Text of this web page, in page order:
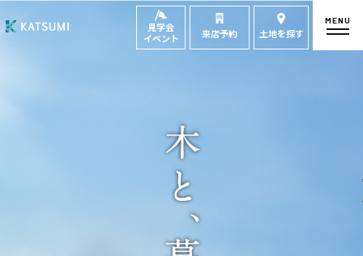
見学会・
イベント来場予約
見学会
イベント
来店予約 土地を探す
MENU